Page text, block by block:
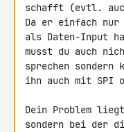
schafft (evtl.
Da er einfach nur
als Daten-Input
musst du auch
sprechen sondern
ihn auch mit SPI
Dein Problem
sondern bei der